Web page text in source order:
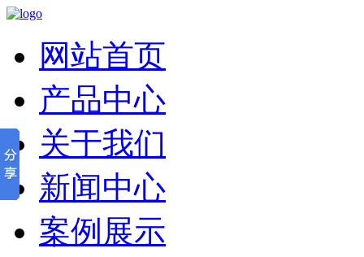
网站首页
产品中心
关于我们
新闻中心
案例展示